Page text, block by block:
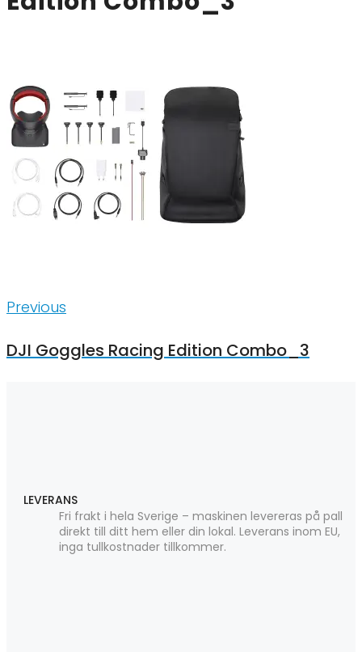
Inläggsnavigering
Previous
Previous
DJI Goggles Racing Edition Combo_3
LEVERANS
Fri frakt i hela Sverige – maskinen levereras på pall
direkt till ditt hem eller din lokal. Leverans inom EU,
inga tullkostnader tillkommer.